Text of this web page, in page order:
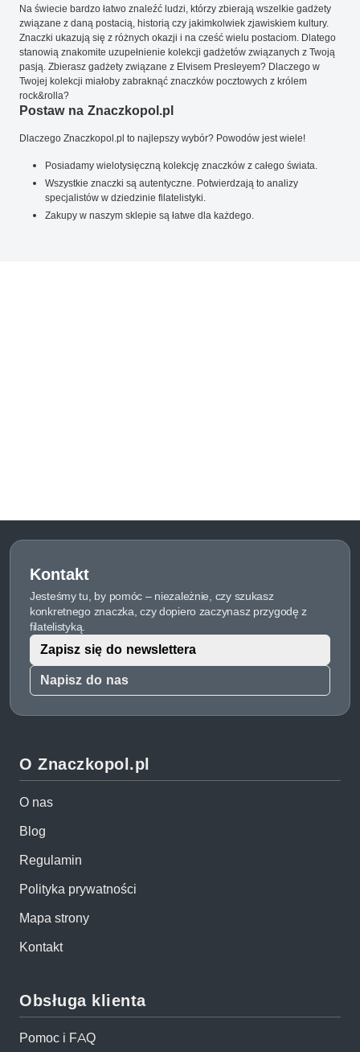
Na świecie bardzo łatwo znaleźć ludzi, którzy zbierają wszelkie gadżety
związane z daną postacią, historią czy jakimkolwiek zjawiskiem kultury.
Znaczki ukazują się z różnych okazji i na cześć wielu postaciom. Dlatego
stanowią znakomite uzupełnienie kolekcji gadżetów związanych z Twoją
pasją. Zbierasz gadżety związane z Elvisem Presleyem? Dlaczego w
Twojej kolekcji miałoby zabraknąć znaczków pocztowych z królem
rock&rolla?
Postaw na Znaczkopol.pl
Dlaczego Znaczkopol.pl to najlepszy wybór? Powodów jest wiele!
Posiadamy wielotysięczną kolekcję znaczków z całego świata.
Wszystkie znaczki są autentyczne. Potwierdzają to analizy
specjalistów w dziedzinie filatelistyki.
Zakupy w naszym sklepie są łatwe dla każdego.
Kontakt
Jesteśmy tu, by pomóc – niezależnie, czy szukasz
konkretnego znaczka, czy dopiero zaczynasz przygodę z
filatelistyką.
Napisz do nas
Zapisz się do newslettera
O Znaczkopol.pl
O nas
Blog
Regulamin
Polityka prywatności
Mapa strony
Kontakt
Obsługa klienta
Pomoc i FAQ